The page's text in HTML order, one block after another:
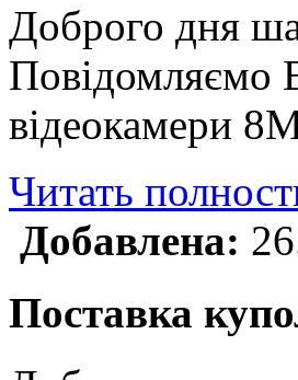
Доброго дня
Повідомляємо
відеокамери
Читать
Добавлена:
Поставка